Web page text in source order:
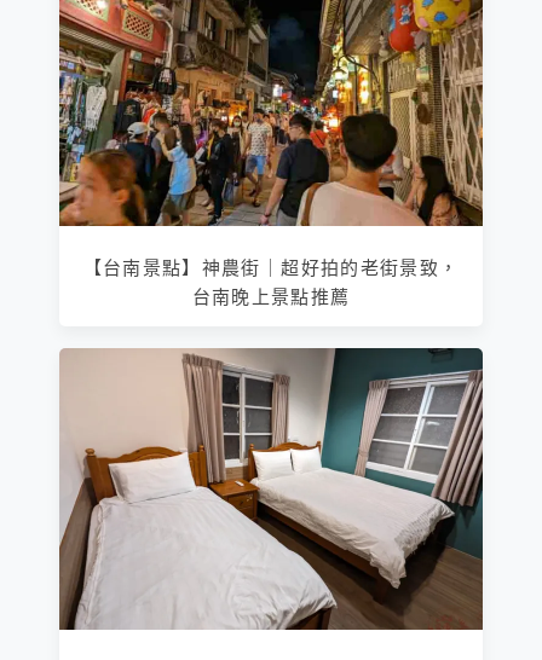
【台南景點】神農街｜超好拍的老街景致，
台南晚上景點推薦